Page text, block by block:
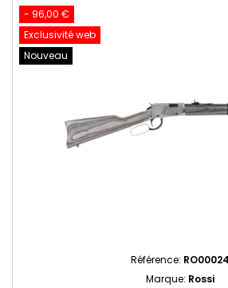
- 96,00 €
Exclusivité web
Nouveau
Référence: RO00024
Marque: Rossi